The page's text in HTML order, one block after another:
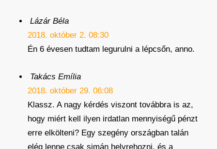
Lázár Béla
2018. október 2. 08:30
Én 6 évesen tudtam legurulni a lépcsőn, anno.
Takács Emília
2018. október 29. 06:08
Klassz. A nagy kérdés viszont továbbra is az,
hogy miért kell ilyen irdatlan mennyiségű pénzt
erre elkölteni? Egy szegény országban talán
elég lenne csak simán helyrehozni, és a